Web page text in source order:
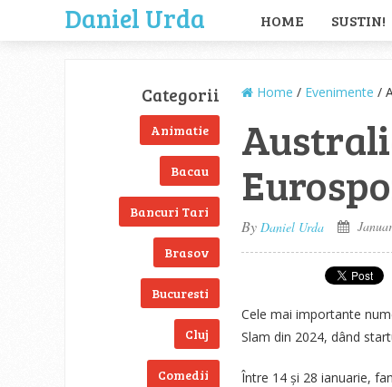
Daniel Urda HOME SUSTIN!
Categorii
Animatie
Bacau
Bancuri Tari
Brasov
Bucuresti
Cluj
Comedii
Home / Evenimente /
By Daniel Urda
Cele mai importante
Slam din 2024, dând
Între 14 și 28 ianuarie,